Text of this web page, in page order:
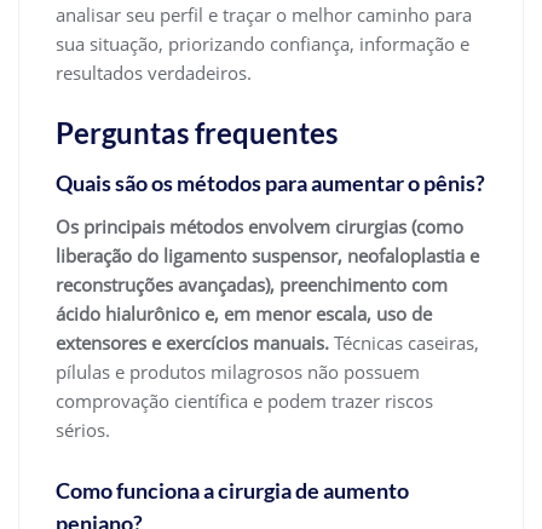
analisar seu perfil e traçar o melhor caminho para
sua situação, priorizando confiança, informação e
resultados verdadeiros.
Perguntas frequentes
Quais são os métodos para aumentar o pênis?
Os principais métodos envolvem cirurgias (como
liberação do ligamento suspensor, neofaloplastia e
reconstruções avançadas), preenchimento com
ácido hialurônico e, em menor escala, uso de
extensores e exercícios manuais. Técnicas caseiras,
pílulas e produtos milagrosos não possuem
comprovação científica e podem trazer riscos
sérios.
Como funciona a cirurgia de aumento
peniano?